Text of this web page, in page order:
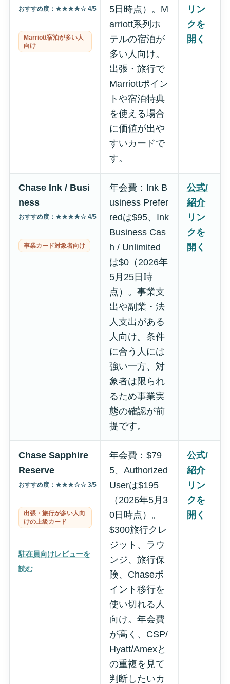
おすすめ度：★★★★☆ 4/5
Marriott宿泊が多い人
向け
5日時点）。M
arriott系列ホ
テルの宿泊が
多い人向け。
出張・旅行で
Marriottポイン
トや宿泊特典
を使える場合
に価値が出や
すいカードで
す。
リン
クを
開く
Chase Ink / Busi
ness
おすすめ度：★★★★☆ 4/5
事業カード対象者向け
年会費：Ink B
usiness Prefer
redは$95、Ink
Business Cas
h / Unlimited
は$0（2026年
5月25日時
点）。事業支
出や副業・法
人支出がある
人向け。条件
に合う人には
強い一方、対
象者は限られ
るため事業実
態の確認が前
提です。
公式/
紹介
リン
クを
開く
Chase Sapphire
Reserve
おすすめ度：★★★☆☆ 3/5
出張・旅行が多い人向
けの上級カード
駐在員向けレビューを
読む
年会費：$79
5、Authorized
Userは$195
（2026年5月3
0日時点）。
$300旅行クレ
ジット、ラウ
ンジ、旅行保
険、Chaseポ
イント移行を
使い切れる人
向け。年会費
が高く、CSP/
Hyatt/Amexと
の重複を見て
判断したいカ
公式/
紹介
リン
クを
開く